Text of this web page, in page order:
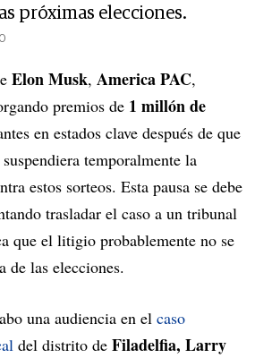
próximas elecciones.
Elon Musk, America PAC,
premios de 1 millón de
en estados clave después de que
suspendiera temporalmente la
estos sorteos. Esta pausa se debe
trasladar el caso a un tribunal
que el litigio probablemente no se
de las elecciones.
una audiencia en el caso
del distrito de Filadelfia, Larry